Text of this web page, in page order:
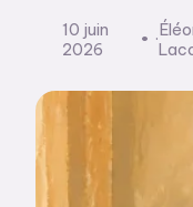
10 juin
2026
·